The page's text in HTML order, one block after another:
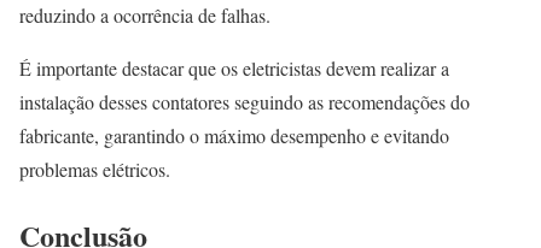
reduzindo a ocorrência de falhas.
É importante destacar que os eletricistas devem realizar a
instalação desses contatores seguindo as recomendações do
fabricante, garantindo o máximo desempenho e evitando
problemas elétricos.
Conclusão